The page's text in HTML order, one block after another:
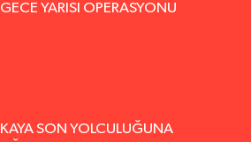
GECE YARISI OPERASYONU
KAYA SON YOLCULUĞUNA